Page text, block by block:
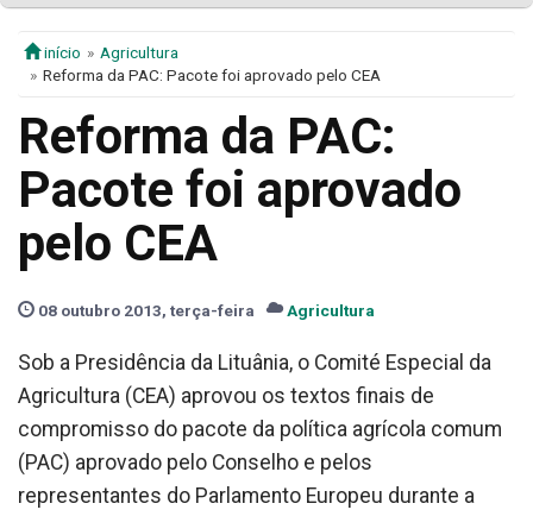
início
Agricultura
Reforma da PAC: Pacote foi aprovado pelo CEA
Reforma da PAC:
Pacote foi aprovado
pelo CEA
08 outubro 2013, terça-feira Agricultura
Sob a Presidência da Lituânia, o Comité Especial da
Agricultura (CEA) aprovou os textos finais de
compromisso do pacote da política agrícola comum
(PAC) aprovado pelo Conselho e pelos
representantes do Parlamento Europeu durante a